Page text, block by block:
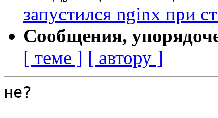
запустился nginx при
Сообщения,
[ теме ] [ автору ]
не?